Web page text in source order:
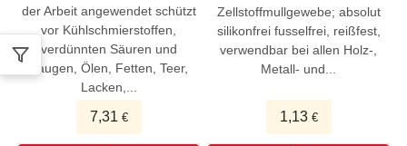
der Arbeit angewendet schützt
vor Kühlschmierstoffen,
verdünnten Säuren und
Laugen, Ölen, Fetten, Teer,
Lacken,...
7,31€
Zellstoffmullgewebe; absolut
silikonfrei fusselfrei, reißfest,
verwendbar bei allen Holz-,
Metall- und...
1,13€